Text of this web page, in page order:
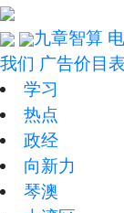
九章智算
我们 广告价目表
学习
热点
政经
向新力
琴澳